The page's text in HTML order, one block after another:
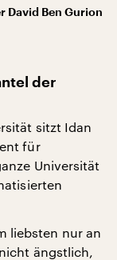
David Ben Gurion
der
sitzt Idan
für
Universität
liebsten nur an
ängstlich,